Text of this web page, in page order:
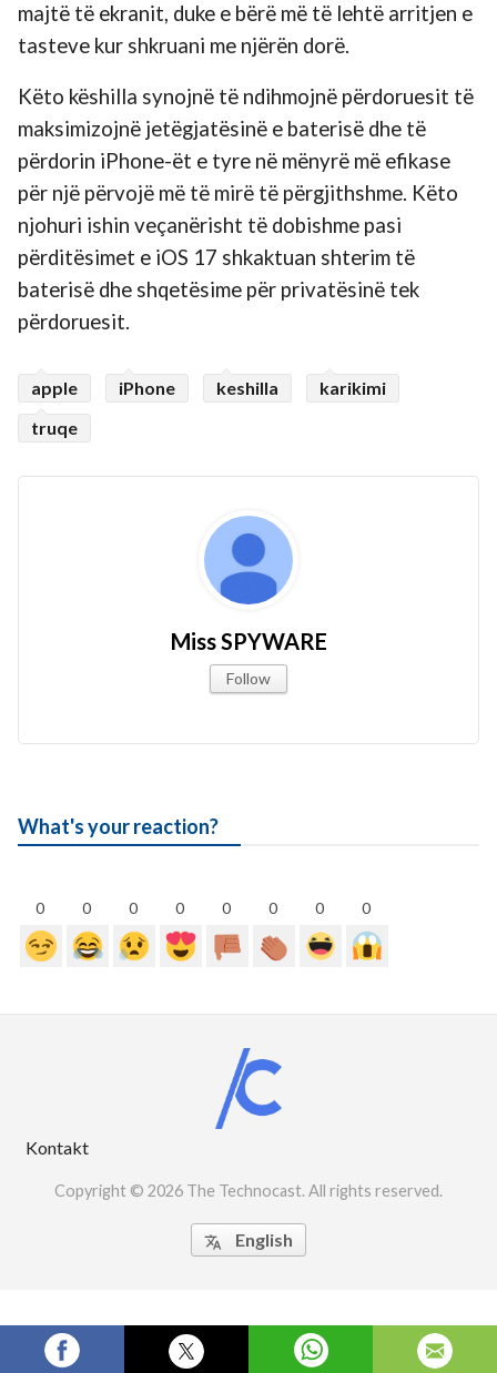
majtë të ekranit, duke e bërë më të lehtë arritjen e
tasteve kur shkruani me njërën dorë.
Këto këshilla synojnë të ndihmojnë përdoruesit të
maksimizojnë jetëgjatësinë e baterisë dhe të
përdorin iPhone-ët e tyre në mënyrë më efikase
për një përvojë më të mirë të përgjithshme. Këto
njohuri ishin veçanërisht të dobishme pasi
përditësimet e iOS 17 shkaktuan shterim të
baterisë dhe shqetësime për privatësinë tek
përdoruesit.
apple iPhone keshilla
karikimi
truqe
Miss SPYWARE
Follow
What's your reaction?
0 0 0 0 0 0 0 0
Kontakt
Copyright © 2026 The Technocast. All rights reserved.
 English